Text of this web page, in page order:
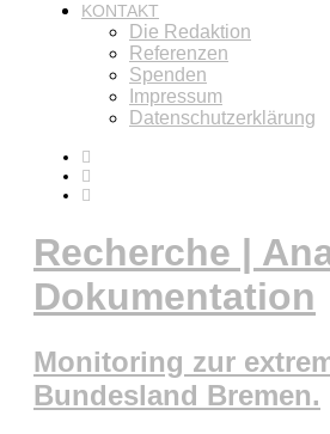
KONTAKT
Die Redaktion
Referenzen
Spenden
Impressum
Datenschutzerklärung
Recherche |
Dokumentation
Monitoring zur
Bundesland Bremen.